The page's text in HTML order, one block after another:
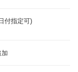
付指定可)